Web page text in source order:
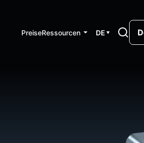
PreiseRessourcen DE ▼